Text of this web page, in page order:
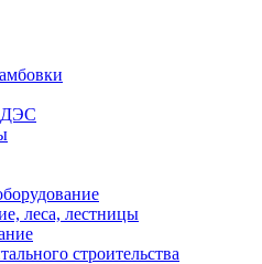
ДЭС
леса, лестницы
строительства